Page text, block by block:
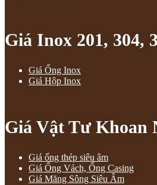
Giá Inox 201, 304,
Giá Ống Inox
Giá Hộp Inox
Giá Vật Tư Khoan
Giá ống thép siêu âm
Giá Ống Vách, Ống Casing
Giá Măng Sông Siêu Âm